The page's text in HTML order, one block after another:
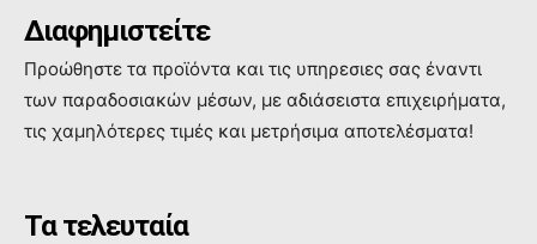
Διαφημιστείτε
Προώθηστε τα προϊόντα και τις υπηρεσιες σας έναντι
των παραδοσιακών μέσων, με αδιάσειστα επιχειρήματα,
τις χαμηλότερες τιμές και μετρήσιμα αποτελέσματα!
Τα τελευταία